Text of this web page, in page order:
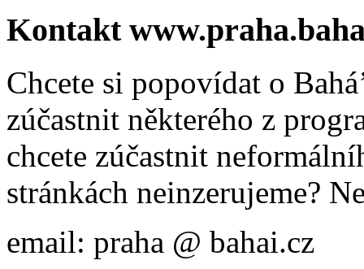
Kontakt
Chcete si popovídat o
zúčastnit některého z
chcete zúčastnit
stránkách neinzerujeme?
email: praha @ bahai.cz